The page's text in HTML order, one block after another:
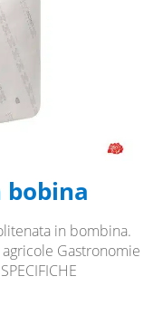
in bombina.
Gastronomie